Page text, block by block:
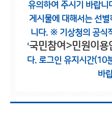
유의하여 주시기 바랍니
게시물에 대해서는 선
니다. ※ 기상청의 공식
'국민참여>민원이용
다. 로그인 유지시간(10
바